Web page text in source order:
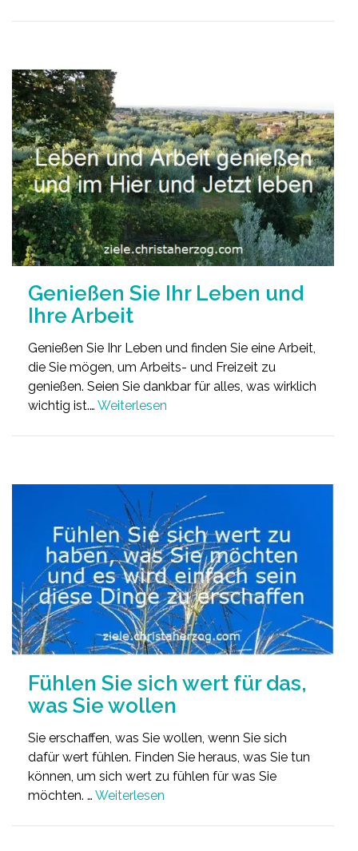
Genießen Sie Ihr Leben und
Ihre Arbeit
Genießen Sie Ihr Leben und finden Sie eine Arbeit,
die Sie mögen, um Arbeits- und Freizeit zu
genießen. Seien Sie dankbar für alles, was wirklich
wichtig ist.… Weiterlesen
Fühlen Sie sich wert für das,
was Sie wollen
Sie erschaffen, was Sie wollen, wenn Sie sich
dafür wert fühlen. Finden Sie heraus, was Sie tun
können, um sich wert zu fühlen für was Sie
möchten. … Weiterlesen